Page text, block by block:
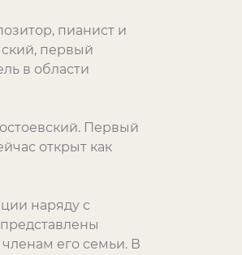
пианист и
первый
в области
Первый
открыт как
наряду с
его семьи. В